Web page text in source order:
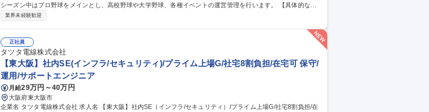
シーズン中はプロ野球をメインとし、高校野球や大学野球、各種イベントの運営管理を行います。 【具体的な業
務】 ・各担当エリアのマネジメント（スタッフ・整備・物販・イベント） ・アルバイトの手配、現場での指示だ
験の方も安心です！ 募集職種 【業務運営管理】プロ野球を中心としたスポーツイベント/未経験・第二新卒歓迎
業界未経験歓迎
正社員
タツタ電線株式会社
【東大阪】社内SE(インフラ/セキュリティ)/プライム上場G/社宅8割負担/在宅可 保守/
運用/サポートエンジニア
月給29万円～40万円
大阪府東大阪市
企業名 タツタ電線株式会社 求人名 【東大阪】社内SE（インフラ/セキュリティ）/プライム上場G/社宅8割負担/在